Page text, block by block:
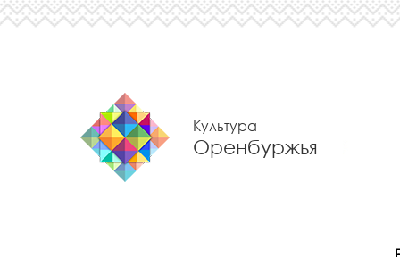
Культура
Оренбуржья